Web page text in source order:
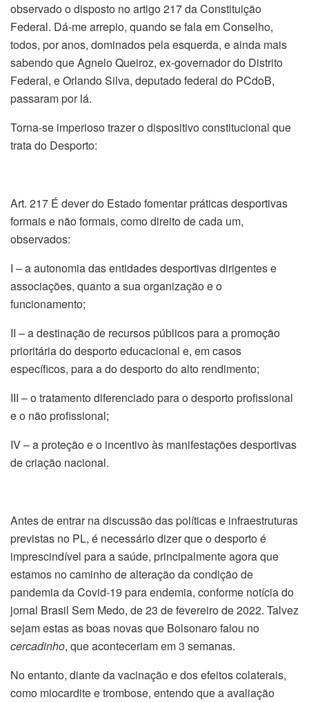
observado o disposto no artigo 217 da Constituição
Federal. Dá-me arrepio, quando se fala em Conselho,
todos, por anos, dominados pela esquerda, e ainda mais
sabendo que Agnelo Queiroz, ex-governador do Distrito
Federal, e Orlando Silva, deputado federal do PCdoB,
passaram por lá.
Torna-se imperioso trazer o dispositivo constitucional que
trata do Desporto:
Art. 217 É dever do Estado fomentar práticas desportivas
formais e não formais, como direito de cada um,
observados:
I – a autonomia das entidades desportivas dirigentes e
associações, quanto a sua organização e o
funcionamento;
II – a destinação de recursos públicos para a promoção
prioritária do desporto educacional e, em casos
específicos, para a do desporto do alto rendimento;
III – o tratamento diferenciado para o desporto profissional
e o não profissional;
IV – a proteção e o incentivo às manifestações desportivas
de criação nacional.
Antes de entrar na discussão das políticas e infraestruturas
previstas no PL, é necessário dizer que o desporto é
imprescindível para a saúde, principalmente agora que
estamos no caminho de alteração da condição de
pandemia da Covid-19 para endemia, conforme notícia do
jornal Brasil Sem Medo, de 23 de fevereiro de 2022. Talvez
sejam estas as boas novas que Bolsonaro falou no
cercadinho, que aconteceriam em 3 semanas.
No entanto, diante da vacinação e dos efeitos colaterais,
como miocardite e trombose, entendo que a avaliação